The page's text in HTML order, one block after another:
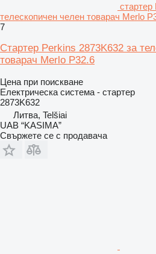
стартер
телескопичен челен товарач Merlo
7
Стартер Perkins 2873K632 за
товарач Merlo P32.6
Цена при поискване
Електрическа система - стартер
2873K632
Литва, Telšiai
UAB “KASIMA”
Свържете се с продавача